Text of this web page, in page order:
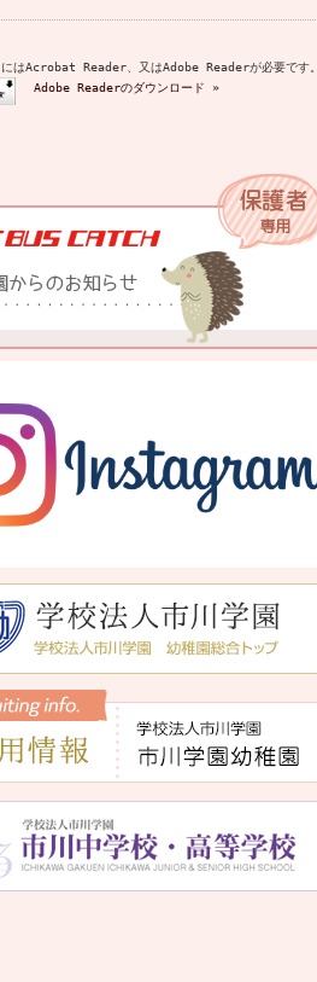
にはAcrobat Reader、又はAdobe Readerが必要です。
Adobe Readerのダウンロード »